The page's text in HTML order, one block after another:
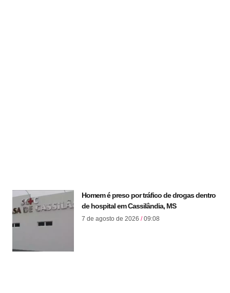
Homem é preso por tráfico de drogas dentro
de hospital em Cassilândia, MS
7 de agosto de 2026 09:08